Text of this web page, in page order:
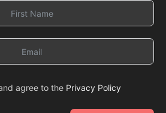
agree to the Privacy Policy